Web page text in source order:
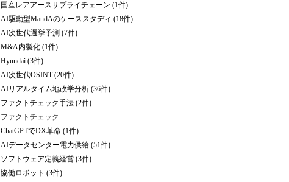
国産レアアースサプライチェーン (1件)
AI駆動型MandAのケーススタディ (18件)
AI次世代選挙予測 (7件)
M&A内製化 (1件)
Hyundai (3件)
AI次世代OSINT (20件)
AIリアルタイム地政学分析 (36件)
ファクトチェック手法 (2件)
ファクトチェック
ChatGPTでDX革命 (1件)
AIデータセンター電力供給 (51件)
ソフトウェア定義経営 (3件)
協働ロボット (3件)